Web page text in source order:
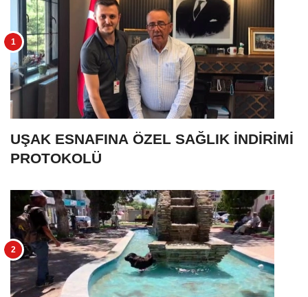
UŞAK ESNAFINA ÖZEL SAĞLIK İNDİRİMİ
PROTOKOLÜ